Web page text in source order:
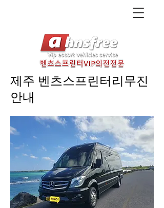
제주​ 벤츠스프린터리무진
안내